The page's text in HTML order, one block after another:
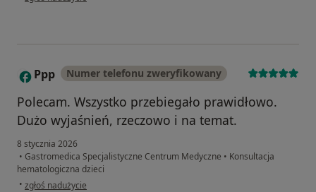
P Ppp Numer telefonu zweryfikowany
Polecam. Wszystko przebiegało prawidłowo.
Dużo wyjaśnień, rzeczowo i na temat.
8 stycznia 2026
• Gastromedica Specjalistyczne Centrum Medyczne • Konsultacja
hematologiczna dzieci
• w opinii użytkownika Ppp
zgłoś nadużycie